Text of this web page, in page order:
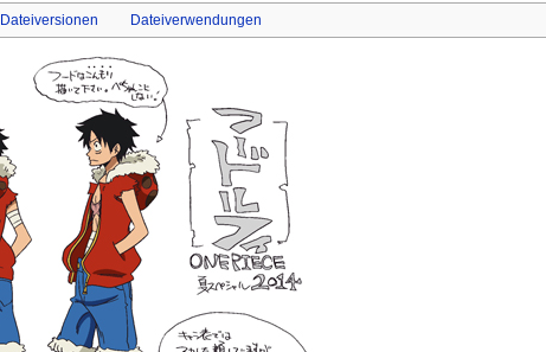
Dateiversionen Dateiverwendungen